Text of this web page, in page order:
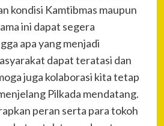
kondisi Kamtibmas maupun
ini dapat segera
apa yang menjadi
dapat teratasi dan
juga kolaborasi kita tetap
Pilkada mendatang.
peran serta para tokoh